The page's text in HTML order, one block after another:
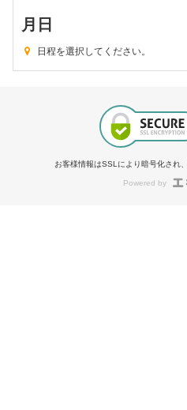
月 日
日程を選択してください。
お客様情報はSSLにより暗号化され
Powered by